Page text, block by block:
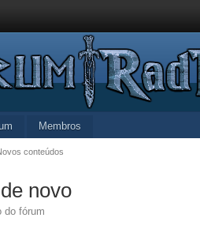
Membros
conteúdos
novo
do fórum